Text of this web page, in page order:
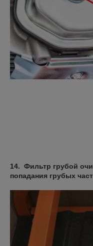
14. Фильтр грубой
попадания грубых